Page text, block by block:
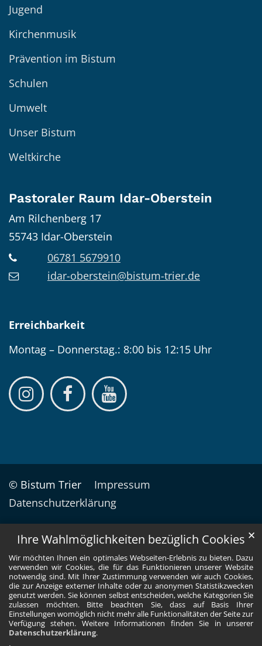
Ihre Wahlmöglichkeiten bezüglich Cookies
Wir möchten Ihnen ein optimales Webseiten-Erlebnis zu bieten. Dazu
verwenden wir Cookies, die für das Funktionieren unserer Website
notwendig sind. Mit Ihrer Zustimmung verwenden wir auch Cookies,
die zur Anzeige externer Inhalte oder zu anonymen Statistikzwecken
genutzt werden. Sie können selbst entscheiden, welche Kategorien Sie
zulassen möchten. Bitte beachten Sie, dass auf Basis Ihrer
Einstellungen womöglich nicht mehr alle Funktionalitäten der Seite zur
Verfügung stehen. Weitere Informationen finden Sie in unserer
Datenschutzerklärung.
✕
Jugend
Kirchenmusik
Prävention im Bistum
Schulen
Umwelt
Unser Bistum
Weltkirche
Pastoraler Raum Idar-Oberstein
Am Rilchenberg 17
55743 Idar-Oberstein
06781 5679910
idar-oberstein@bistum-trier.de
Erreichbarkeit
Montag – Donnerstag.: 8:00 bis 12:15 Uhr
© Bistum Trier
Impressum
Datenschutzerklärung